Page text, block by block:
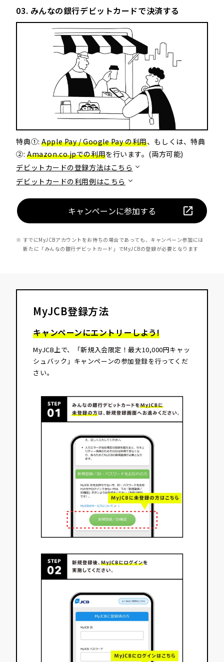
03. みんなの銀行デビットカードで決済する
特典①:Apple Pay / Google Pay の利用、もしくは、特典
②:Amazon.co.jpでの利用を行います。(両方可能)
デビットカードの登録方法はこちら
デビットカードの利用例はこちら
キャンペーンに参加する
※ すでにMyJCBアカウントをお持ちの場合であっても、キャンペーン参加には
新たに「みんなの銀行デビットカード」でMyJCBの登録が必要となります
MyJCB登録方法
キャンペーンにエントリーしよう!
MyJCB上で、「新規入会限定！最大10,000円キャッ
シュバック」キャンペーンの参加登録を行ってくだ
さい。